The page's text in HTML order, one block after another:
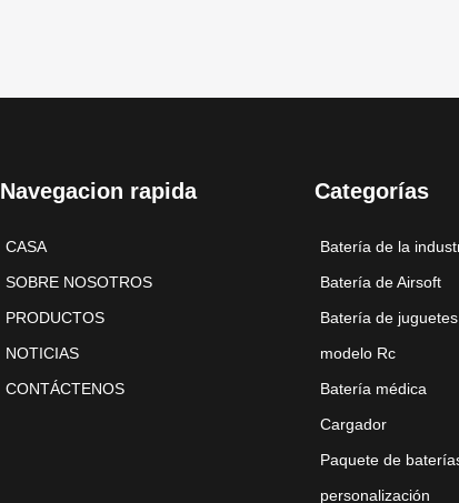
Navegacion rapida
CASA
SOBRE NOSOTROS
PRODUCTOS
NOTICIAS
CONTÁCTENOS
Categorías
Batería de la
Batería de Airsoft
Batería de juguetes
modelo Rc
Batería médica
Cargador
Paquete de
personalización